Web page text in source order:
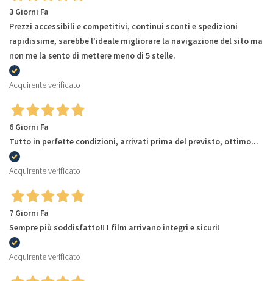
3 Giorni Fa
Prezzi accessibili e competitivi, continui sconti e spedizioni
rapidissime, sarebbe l'ideale migliorare la navigazione del sito ma
non me la sento di mettere meno di 5 stelle.
Acquirente verificato
6 Giorni Fa
Tutto in perfette condizioni, arrivati prima del previsto, ottimo...
Acquirente verificato
7 Giorni Fa
Sempre più soddisfatto!! I film arrivano integri e sicuri!
Acquirente verificato